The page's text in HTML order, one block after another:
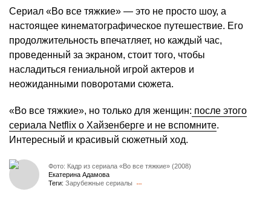
Сериал «Во все тяжкие» — это не просто шоу, а
настоящее кинематографическое путешествие. Его
продолжительность впечатляет, но каждый час,
проведенный за экраном, стоит того, чтобы
насладиться гениальной игрой актеров и
неожиданными поворотами сюжета.
«Во все тяжкие», но только для женщин: после этого
сериала Netflix о Хайзенберге и не вспомните.
Интересный и красивый сюжетный ход.
Фото: Кадр из сериала «Во все тяжкие» (2008)
Екатерина Адамова
Теги: Зарубежные сериалы